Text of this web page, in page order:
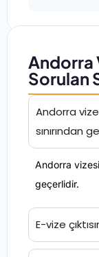
Andorra
Sorulan
Andorra
sınırından
Andorra
geçerlidir.
E-vize